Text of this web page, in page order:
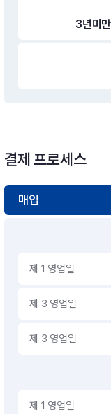
3년미
결제 프로세스
매입
제 1 영업일
제 3 영업일
제 3 영업일
제 1 영업일